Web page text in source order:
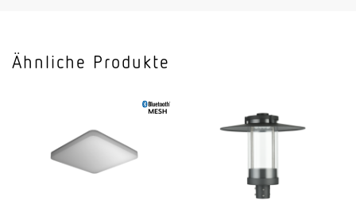
Leuchtenlichtausbeute
142 lm/W
Mit programmgeregelter Lichtsteuerung
Ähnliche Produkte